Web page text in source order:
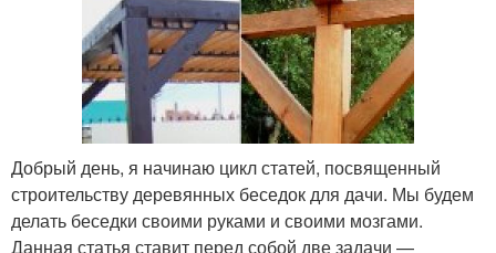
Добрый день, я начинаю цикл статей, посвященный
строительству деревянных беседок для дачи. Мы будем
делать беседки своими руками и своими мозгами.
Данная статья ставит перед собой две задачи —